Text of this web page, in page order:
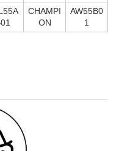
CHAMPI
ON
AW55B0
1